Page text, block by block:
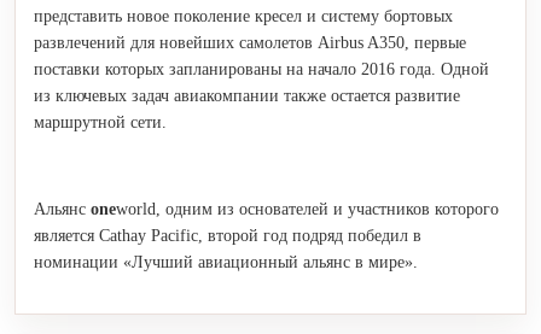
представить новое поколение кресел и систему бортовых
развлечений для новейших самолетов Airbus A350, первые
поставки которых запланированы на начало 2016 года. Одной
из ключевых задач авиакомпании также остается развитие
маршрутной сети.
Альянс oneworld, одним из основателей и участников которого
является Cathay Pacific, второй год подряд победил в
номинации «Лучший авиационный альянс в мире».